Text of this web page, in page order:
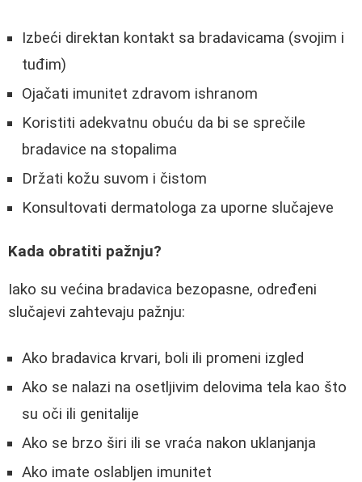
Izbeći direktan kontakt sa bradavicama (svojim i
tuđim)
Ojačati imunitet zdravom ishranom
Koristiti adekvatnu obuću da bi se sprečile
bradavice na stopalima
Držati kožu suvom i čistom
Konsultovati dermatologa za uporne slučajeve
Kada obratiti pažnju?
Iako su većina bradavica bezopasne, određeni
slučajevi zahtevaju pažnju:
Ako bradavica krvari, boli ili promeni izgled
Ako se nalazi na osetljivim delovima tela kao što
su oči ili genitalije
Ako se brzo širi ili se vraća nakon uklanjanja
Ako imate oslabljen imunitet